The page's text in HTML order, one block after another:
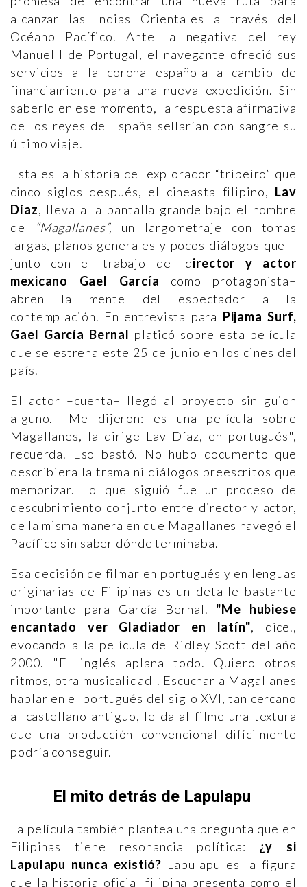
alcanzar las Indias Orientales a través del
Océano Pacífico. Ante la negativa del rey
Manuel I de Portugal, el navegante ofreció sus
servicios a la corona española a cambio de
financiamiento para una nueva expedición. Sin
saberlo en ese momento, la respuesta afirmativa
de los reyes de España sellarían con sangre su
último viaje.
Esta es la historia del explorador “tripeiro” que
cinco siglos después, el cineasta filipino, Lav
Díaz, lleva a la pantalla grande bajo el nombre
de
“Magallanes”, un largometraje con tomas
largas, planos generales y pocos diálogos que –
junto con el trabajo del director y actor
mexicano Gael García como protagonista–
abren la mente del espectador a la
contemplación. En entrevista para Pijama Surf,
Gael García Bernal platicó sobre esta película
que se estrena este 25 de junio en los cines del
país.
El actor –cuenta– llegó al proyecto sin guion
alguno. "Me dijeron: es una película sobre
Magallanes, la dirige Lav Díaz, en portugués",
recuerda. Eso bastó. No hubo documento que
describiera la trama ni diálogos preescritos que
memorizar. Lo que siguió fue un proceso de
descubrimiento conjunto entre director y actor,
de la misma manera en que Magallanes navegó el
Pacífico sin saber dónde terminaba.
Esa decisión de filmar en portugués y en lenguas
originarias de Filipinas es un detalle bastante
importante para García Bernal. "Me hubiese
encantado ver Gladiador en latín", dice.,
evocando a la película de Ridley Scott del año
2000. "El inglés aplana todo. Quiero otros
ritmos, otra musicalidad". Escuchar a Magallanes
hablar en el portugués del siglo XVI, tan cercano
al castellano antiguo, le da al filme una textura
que una producción convencional difícilmente
podría conseguir.
El mito detrás de Lapulapu
La película también plantea una pregunta que en
Filipinas tiene resonancia política: ¿y si
Lapulapu nunca existió? Lapulapu es la figura
que la historia oficial filipina presenta como el